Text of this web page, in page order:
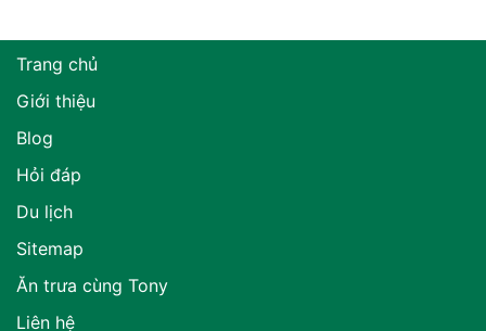
Trang chủ
Giới thiệu
Blog
Hỏi đáp
Du lịch
Sitemap
Ăn trưa cùng Tony
Liên hệ